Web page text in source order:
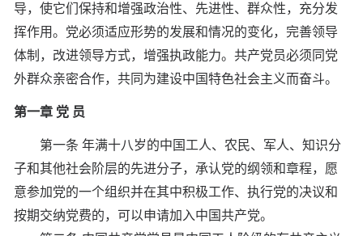
导，使它们保持和增强政治性、先进性、群众性，充分发
挥作用。党必须适应形势的发展和情况的变化，完善领导
体制，改进领导方式，增强执政能力。共产党员必须同党
外群众亲密合作，共同为建设中国特色社会主义而奋斗。
第一章 党 员
第一条 年满十八岁的中国工人、农民、军人、知识分
子和其他社会阶层的先进分子，承认党的纲领和章程，愿
意参加党的一个组织并在其中积极工作、执行党的决议和
按期交纳党费的，可以申请加入中国共产党。